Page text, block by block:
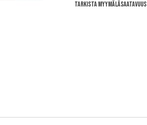
Tarkista myymäläsaatavuus